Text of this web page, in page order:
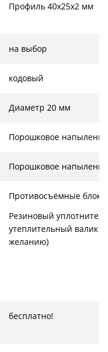
Профиль 40х25х2 мм
на выбор
кодовый
Диаметр 20 мм
Порошковое напыление
Порошковое напыление
Противосъёмные
Резиновый
утеплительный валик
желанию)
бесплатно!